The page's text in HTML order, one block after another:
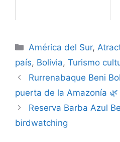
Categorías
América del Sur,
país, Bolivia, Turismo
Rurrenabaque Beni
puerta de la Amazonía 🌿
Reserva Barba Azul
birdwatching